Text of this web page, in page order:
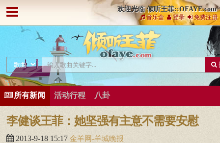
欢迎光临 倾听王菲::OFAYE.com
音乐盒 登录 免费注册
所有新闻 活动行程 八卦
李健谈王菲：她坚强有主意不需要安慰
2013-9-18 15:17 金羊网-羊城晚报